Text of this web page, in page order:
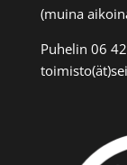
(muina
Puhelin 06